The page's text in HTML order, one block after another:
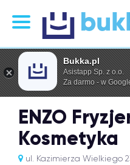
ENZO
Kosmetyka
ul. Kazimierza Wielkiego
Bukka.pl
Asistapp Sp. z o.o.
Za darmo - w